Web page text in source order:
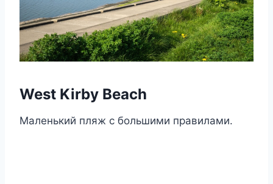
West Kirby Beach
Маленький пляж с большими правилами.